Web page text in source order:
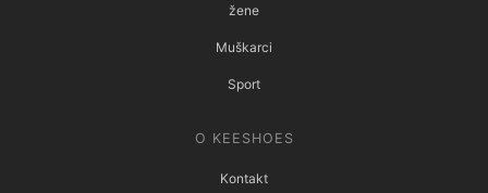
žene
Muškarci
Sport
O KEESHOES
Kontakt